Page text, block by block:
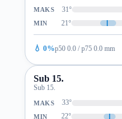
MAKS 31°
MIN 21°
💧 0%p50 0.0 / p75 0.0 mm
Sub 15.
Sub 15.
MAKS 33°
MIN 22°